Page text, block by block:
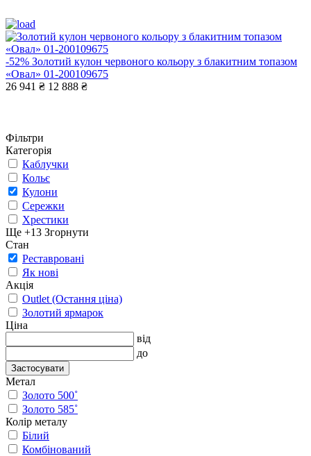
-52% Золотий кулон червоного кольору з блакитним топазом
«Овал» 01-200109675
26 941 ₴ 12 888 ₴
Фільтри
Категорія
Каблучки
Кольє
Кулони
Сережки
Хрестики
Ще +13 Згорнути
Стан
Реставровані
Як нові
Акція
Outlet (Остання ціна)
Золотий ярмарок
Ціна
від
до
Застосувати
Метал
Золото 500˚
Золото 585˚
Колір металу
Білий
Комбінований